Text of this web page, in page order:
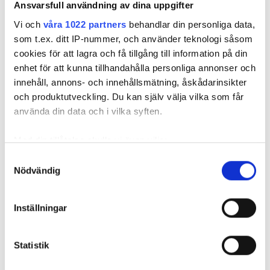
Ansvarsfull användning av dina uppgifter
Vi och våra 1022 partners behandlar din personliga data,
som t.ex. ditt IP-nummer, och använder teknologi såsom
cookies för att lagra och få tillgång till information på din
enhet för att kunna tillhandahålla personliga annonser och
innehåll, annons- och innehållsmätning, åskådarinsikter
och produktutveckling. Du kan själv välja vilka som får
använda din data och i vilka syften.
Med din tillåtelse skulle vi även vilja:
som kan ha en noggrannhet på upp till flera meter
Ta reda på mer om hur dina personliga uppgifter
Du kan ändra eller dra tillbaka ditt samtycke när som
Nödvändig
Inställningar
Statistik
Han tipsar också om att man kan eftermontera
paraplyet.
– Man lossa kopplingen mot fördelaren, dra över
paraplyet och sedan montera kopplingen igen.
fördelarskåpet
sitta 500 mm
– här